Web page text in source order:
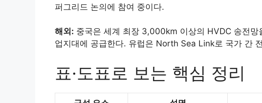
퍼그리드 논의에 참여 중이다.
해외: 중국은 세계 최장 3,000km 이상의 HVDC 송전망
업지대에 공급한다. 유럽은 North Sea Link로 국가 간
표·도표로 보는 핵심 정리